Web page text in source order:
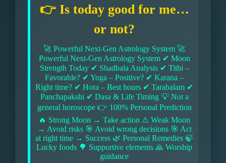
👉 Is today good for me…
or not?
🚀 Powerful Next-Gen Astrology System 🚀
Powerful Next-Gen Astrology System ✔ Moon
Strength Today ✔ Shadbala Analysis ✔ Tithi –
Favorable? ✔ Yoga – Positive? ✔ Karana –
Right time? ✔ Hora – Best hours ✔ Tarabalam ✔
Panchapakshi ✔ Dasa & Life Timing 💡 Not a
general horoscope 👉 100% Personal Prediction
🔥 Strong Moon → Take action ⚠ Weak Moon
→ Avoid risks 🎯 Avoid wrong decisions 🎯 Act
at right time → Success 🌿 Personal Remedies 🍃
Lucky foods 🌳 Supportive elements 🙏 Worship
guidance